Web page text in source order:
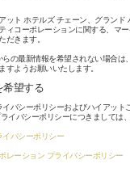
ット ホテルズ チェーン、グランド
ィコーポレーションに関する、マ
だきます。
の最新情報を希望されない場合は
すようお願いいたします。
希望する
バシーポリシーおよびハイアット
イバシーポリシーにつきましては
イバシーポリシー
レーション プライバシーポリシー